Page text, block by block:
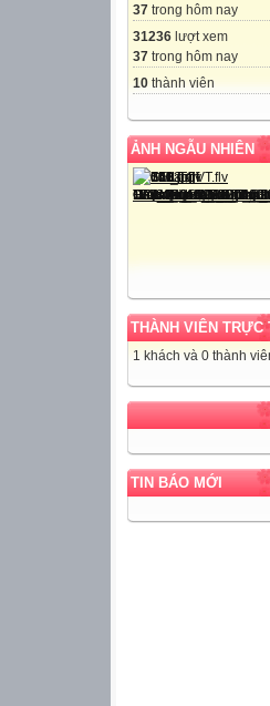
37 trong hôm nay
31236 lượt xem
37 trong hôm nay
10 thành viên
ẢNH NGẪU NHIÊN
THÀNH VIÊN TRỰC
1 khách và 0 thành
TIN BÁO MỚI